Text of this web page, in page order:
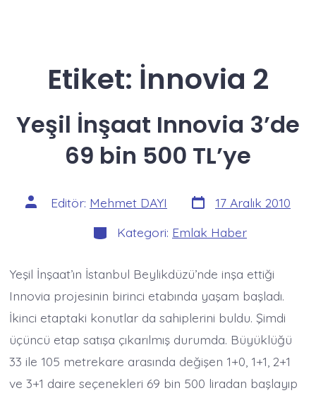
Etiket: İnnovia 2
Yeşil İnşaat Innovia 3’de
69 bin 500 TL’ye
Yazının
yazarı
Editör: Mehmet DAYI Yazı
tarihi
17 Aralık 2010
Kategoriler
Kategori: Emlak Haber
Yeşil İnşaat’ın İstanbul Beylikdüzü’nde inşa ettiği
Innovia projesinin birinci etabında yaşam başladı.
İkinci etaptaki konutlar da sahiplerini buldu. Şimdi
üçüncü etap satışa çıkarılmış durumda. Büyüklüğü
33 ile 105 metrekare arasında değişen 1+0, 1+1, 2+1
ve 3+1 daire seçenekleri 69 bin 500 liradan başlayıp